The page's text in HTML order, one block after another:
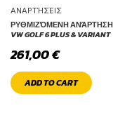
ΑΝΑΡΤΉΣΕΙΣ
ΡΥΘΜΙΖΌΜΕΝΗ
VW GOLF 6 PLUS & VARIANT
261,00€
ADD TO CART